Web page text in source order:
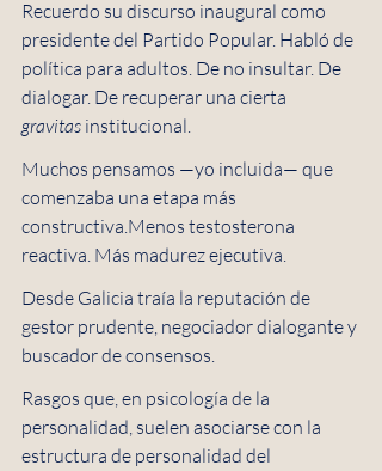
Recuerdo su discurso inaugural como
presidente del Partido Popular. Habló de
política para adultos. De no insultar. De
dialogar. De recuperar una cierta
gravitas institucional.
Muchos pensamos —yo incluida— que
comenzaba una etapa más
constructiva.Menos testosterona
reactiva. Más madurez ejecutiva.
Desde Galicia traía la reputación de
gestor prudente, negociador dialogante y
buscador de consensos.
Rasgos que, en psicología de la
personalidad, suelen asociarse con la
estructura de personalidad del